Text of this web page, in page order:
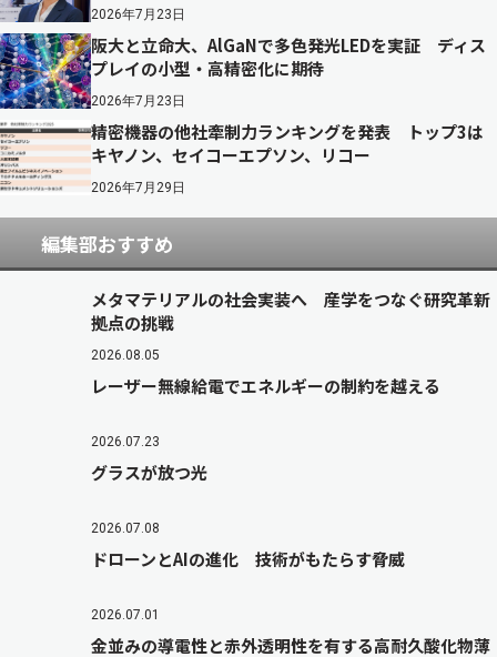
2026年7月23日
阪大と立命大、AlGaNで多色発光LEDを実証 ディス
プレイの小型・高精密化に期待
2026年7月23日
精密機器の他社牽制力ランキングを発表 トップ3は
キヤノン、セイコーエプソン、リコー
2026年7月29日
編集部おすすめ
メタマテリアルの社会実装へ 産学をつなぐ研究革新
拠点の挑戦
2026.08.05
レーザー無線給電でエネルギーの制約を越える
2026.07.23
グラスが放つ光
2026.07.08
ドローンとAIの進化 技術がもたらす脅威
2026.07.01
金並みの導電性と赤外透明性を有する高耐久酸化物薄